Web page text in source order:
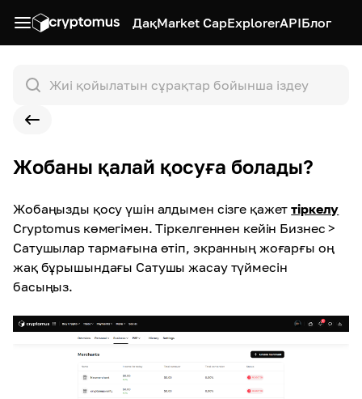
ДақMarket CapExplorerAPIБлог
Жобаны қалай қосуға болады?
Жобаңызды қосу үшін алдымен сізге қажет тіркелу
Cryptomus көмегімен. Тіркелгеннен кейін Бизнес >
Сатушылар тармағына өтіп, экранның жоғарғы оң
жақ бұрышындағы Сатушы жасау түймесін
басыңыз.